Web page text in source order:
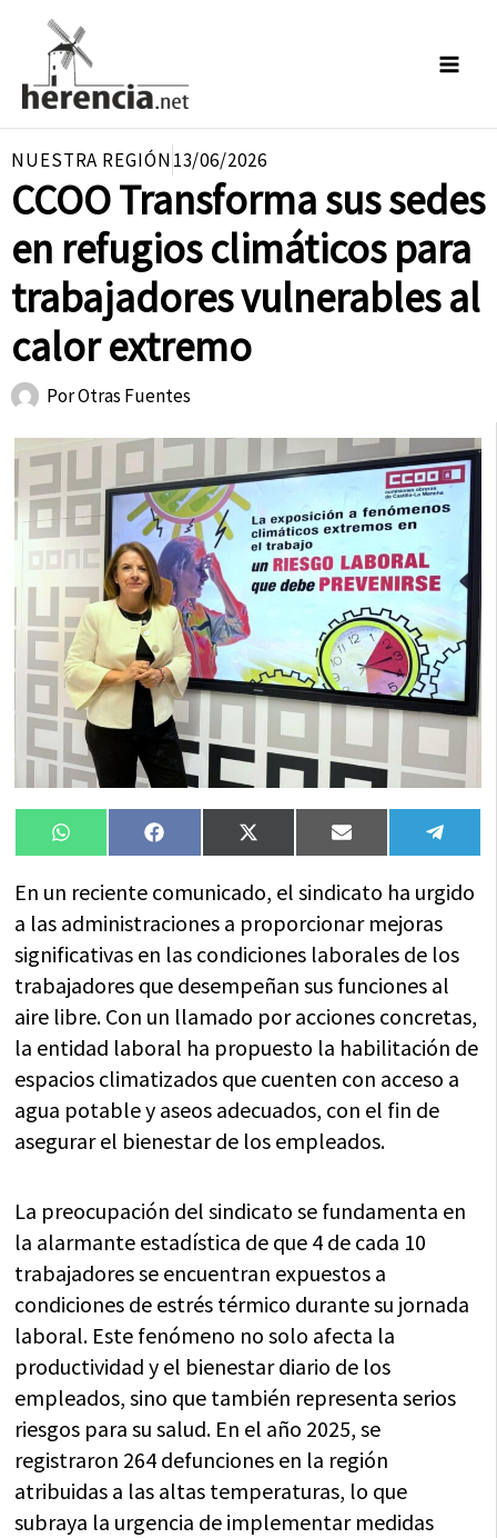
contenido
NUESTRA REGIÓN13/06/2026
CCOO Transforma sus sedes
en refugios climáticos para
trabajadores vulnerables al
calor extremo
PorOtras Fuentes
Compartir
en
WhatsAppCompartir
en
FacebookCompartir
en
X
(Twitter)
Compartir
en
Email
en
En un reciente comunicado, el sindicato ha urgido
a las administraciones a proporcionar mejoras
significativas en las condiciones laborales de los
trabajadores que desempeñan sus funciones al
aire libre. Con un llamado por acciones concretas,
la entidad laboral ha propuesto la habilitación de
espacios climatizados que cuenten con acceso a
agua potable y aseos adecuados, con el fin de
asegurar el bienestar de los empleados.
La preocupación del sindicato se fundamenta en
la alarmante estadística de que 4 de cada 10
trabajadores se encuentran expuestos a
condiciones de estrés térmico durante su jornada
laboral. Este fenómeno no solo afecta la
productividad y el bienestar diario de los
empleados, sino que también representa serios
riesgos para su salud. En el año 2025, se
registraron 264 defunciones en la región
atribuidas a las altas temperaturas, lo que
subraya la urgencia de implementar medidas